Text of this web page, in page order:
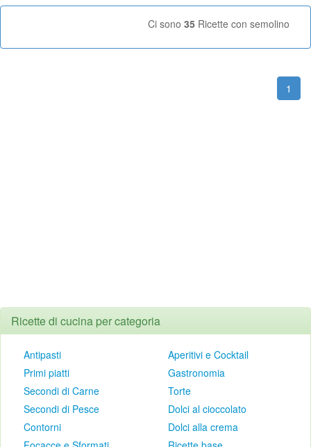
Ci sono 35 Ricette con semolino
1
Ricette di cucina per categoria
Antipasti
Primi piatti
Secondi di Carne
Secondi di Pesce
Contorni
Aperitivi e Cocktail
Gastronomia
Torte
Dolci al cioccolato
Dolci alla crema